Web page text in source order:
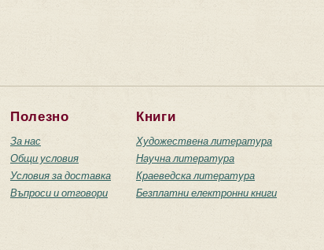
Полезно
За нас
Общи условия
Условия за доставка
Въпроси и отговори
Книги
Художествена литература
Научна литература
Краеведска литература
Безплатни електронни книги